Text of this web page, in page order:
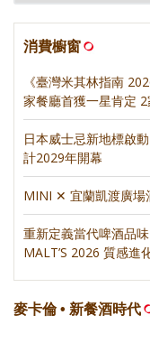
消費櫥窗
《臺灣米其林指南
家餐廳首獲一星肯定
日本威士忌新地標啟
計2029年開幕
MINI ✕ 宜蘭凱渡廣場
重新定義當代啤酒品
MALT’S 2026 質感進
麥卡倫 • 新餐酒時代